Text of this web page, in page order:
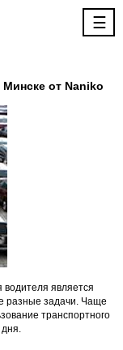
☰
от Naniko
является
разные задачи. Чаще
транспортного
дня.